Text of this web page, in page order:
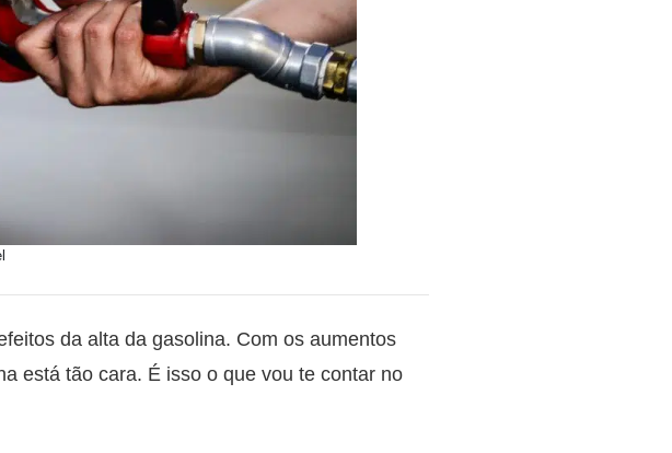
da alta da gasolina. Com os aumentos
está tão cara. É isso o que vou te contar no